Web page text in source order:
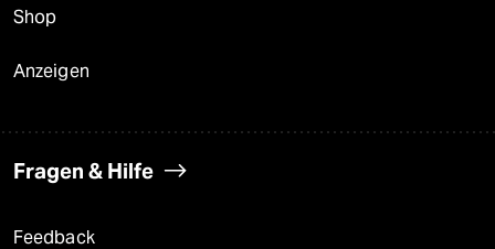
Shop
Anzeigen
Fragen & Hilfe
Feedback